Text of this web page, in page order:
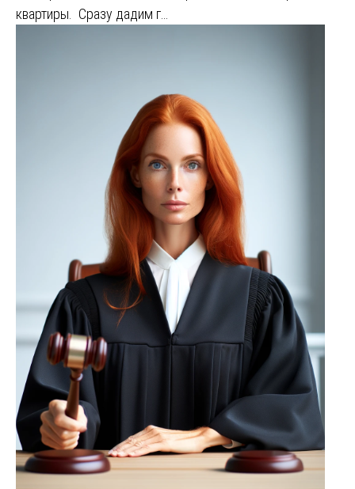
квартиры. Сразу дадим г…